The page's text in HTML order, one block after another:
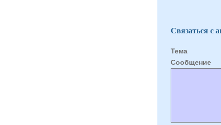
Связаться с
Тема
Cообщение